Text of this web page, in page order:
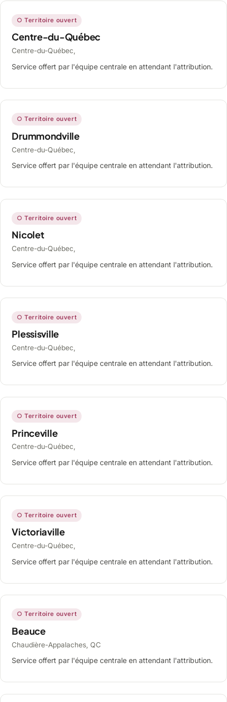
○ Territoire ouvert
Centre-du-Québec
Centre-du-Québec,
Service offert par l'équipe centrale en attendant l'attribution.
○ Territoire ouvert
Drummondville
Centre-du-Québec,
Service offert par l'équipe centrale en attendant l'attribution.
○ Territoire ouvert
Nicolet
Centre-du-Québec,
Service offert par l'équipe centrale en attendant l'attribution.
○ Territoire ouvert
Plessisville
Centre-du-Québec,
Service offert par l'équipe centrale en attendant l'attribution.
○ Territoire ouvert
Princeville
Centre-du-Québec,
Service offert par l'équipe centrale en attendant l'attribution.
○ Territoire ouvert
Victoriaville
Centre-du-Québec,
Service offert par l'équipe centrale en attendant l'attribution.
○ Territoire ouvert
Beauce
Chaudière-Appalaches, QC
Service offert par l'équipe centrale en attendant l'attribution.